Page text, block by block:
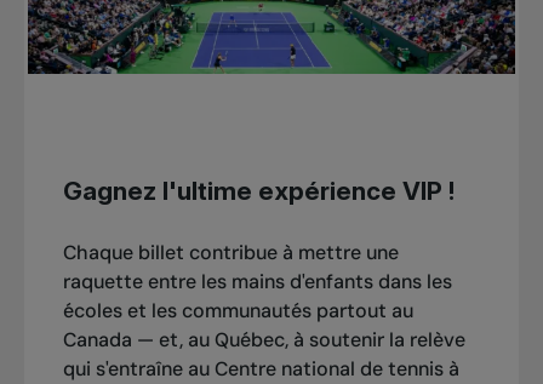
Gagnez l'ultime expérience VIP !
Chaque billet contribue à mettre une
raquette entre les mains d'enfants dans les
écoles et les communautés partout au
Canada — et, au Québec, à soutenir la relève
qui s'entraîne au Centre national de tennis à